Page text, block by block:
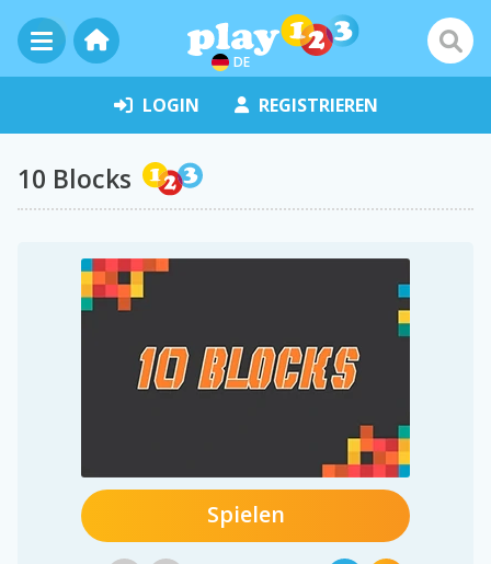
DE
LOGIN REGISTRIEREN
10 Blocks
Spielen